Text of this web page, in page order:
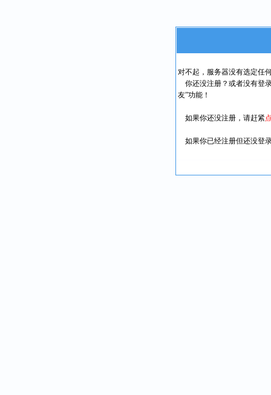
对不起，服务器没有选定任
你还没注册？或者没有登
友”功能！
如果你还没注册，请赶紧
如果你已经注册但还没登